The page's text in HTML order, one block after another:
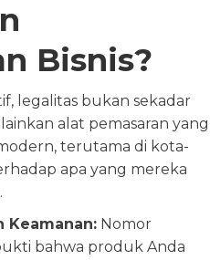
Bisnis?
legalitas bukan sekadar
alat pemasaran yang
terutama di kota-
apa yang mereka
Keamanan: Nomor
bahwa produk Anda